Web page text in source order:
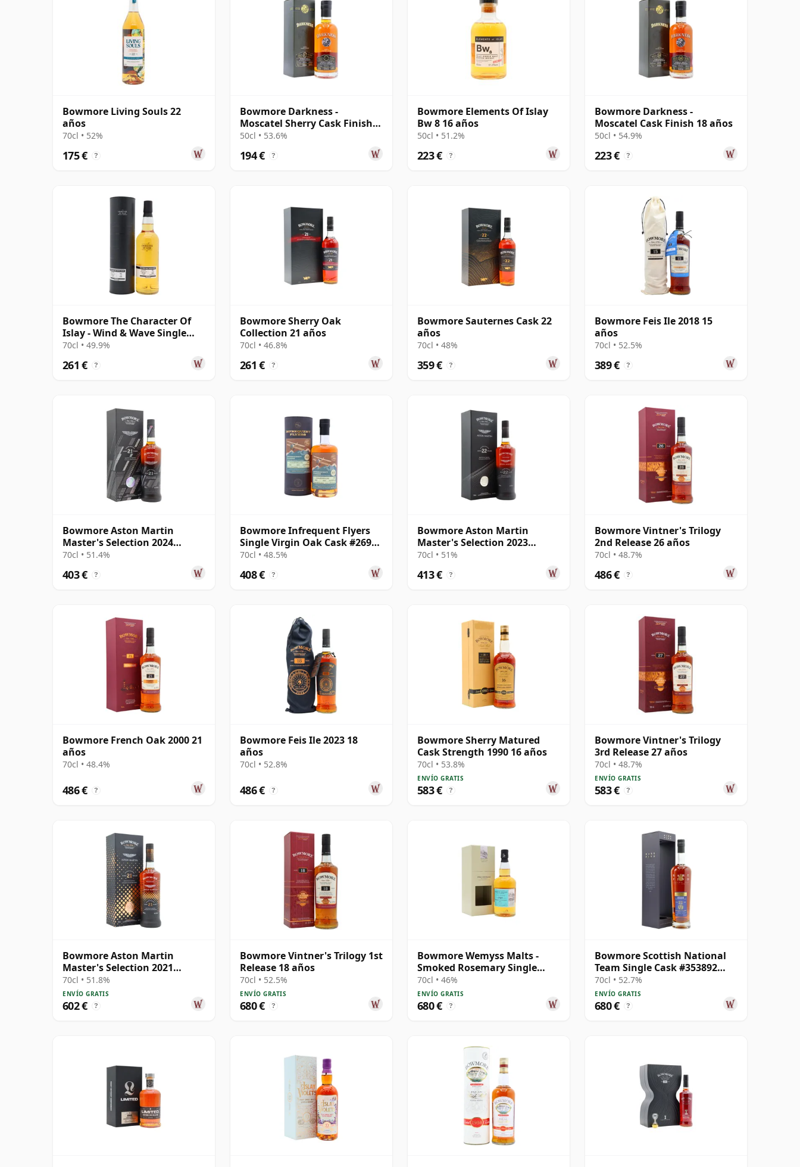
Bowmore Living Souls 22
años
70cl • 52%
175 € ?
Bowmore Darkness -
Moscatel Sherry Cask Finish
Single Malt 17 años
50cl • 53.6%
194 € ?
Bowmore Elements Of Islay
Bw 8 16 años
50cl • 51.2%
223 € ?
Bowmore Darkness -
Moscatel Cask Finish 18 años
50cl • 54.9%
223 € ?
Bowmore The Character Of
Islay - Wind & Wave Single
Cask # 2003 16 años
70cl • 49.9%
261 € ?
Bowmore Sherry Oak
Collection 21 años
70cl • 46.8%
261 € ?
Bowmore Sauternes Cask 22
años
70cl • 48%
359 € ?
Bowmore Feis Ile 2018 15
años
70cl • 52.5%
389 € ?
Bowmore Aston Martin
Master's Selection 2024
Release Singl 21 años
70cl • 51.4%
403 € ?
Bowmore Infrequent Flyers
Single Virgin Oak Cask #2692
1997 23 años
70cl • 48.5%
408 € ?
Bowmore Aston Martin
Master's Selection 2023
Release Singl 22 años
70cl • 51%
413 € ?
Bowmore Vintner's Trilogy
2nd Release 26 años
70cl • 48.7%
486 € ?
Bowmore French Oak 2000 21
años
70cl • 48.4%
486 € ?
Bowmore Feis Ile 2023 18
años
70cl • 52.8%
486 € ?
Bowmore Sherry Matured
Cask Strength 1990 16 años
70cl • 53.8%
ENVÍO GRATIS
583 € ?
Bowmore Vintner's Trilogy
3rd Release 27 años
70cl • 48.7%
ENVÍO GRATIS
583 € ?
Bowmore Aston Martin
Master's Selection 2021
Release Singl 21 años
70cl • 51.8%
ENVÍO GRATIS
602 € ?
Bowmore Vintner's Trilogy 1st
Release 18 años
70cl • 52.5%
ENVÍO GRATIS
680 € ?
Bowmore Wemyss Malts -
Smoked Rosemary Single
Cask 1989 30 años
70cl • 46%
ENVÍO GRATIS
680 € ?
Bowmore Scottish National
Team Single Cask #353892
1998 22 años
70cl • 52.7%
ENVÍO GRATIS
680 € ?